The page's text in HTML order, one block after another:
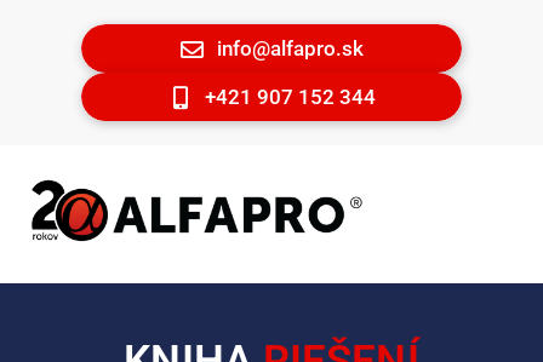
info@alfapro.sk
+421 907 152 344